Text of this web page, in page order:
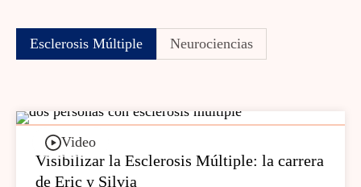
Esclerosis Múltiple Neurociencias
Video
Visibilizar la Esclerosis Múltiple: la carrera
de Eric y Silvia